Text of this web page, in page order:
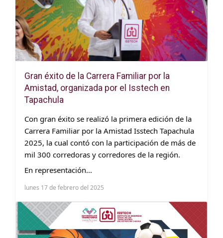
Gran éxito de la Carrera Familiar por la
Amistad, organizada por el Isstech en
Tapachula
Con gran éxito se realizó la primera edición de la
Carrera Familiar por la Amistad Isstech Tapachula
2025, la cual contó con la participación de más de
mil 300 corredoras y corredores de la región.
En representación...
lunes 17 de febrero del 2025